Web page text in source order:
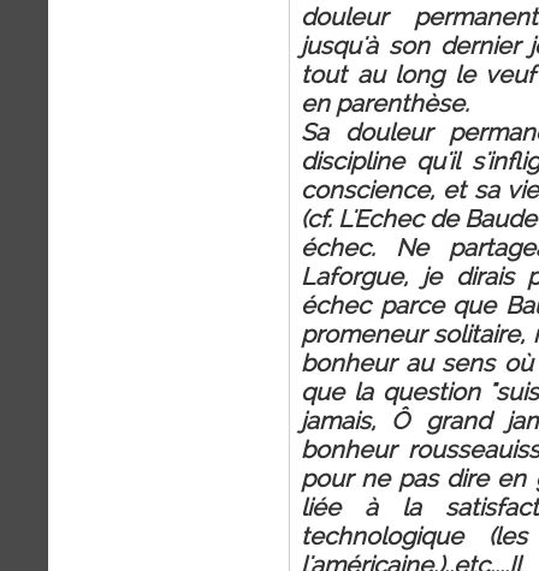
douleur
jusqu'à son
tout au long le
en parenthèse.
Sa douleur
discipline qu'il
conscience, et sa
(cf. L'Echec de
échec. Ne
Laforgue, je dirais
échec parce que
promeneur
bonheur au sens
que la question
jamais, Ô grand
bonheur
pour ne pas dire en
liée à la
technologique